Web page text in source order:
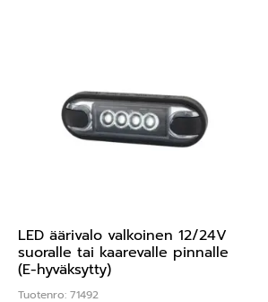
LED äärivalo valkoinen 12/24V
suoralle tai kaarevalle pinnalle
(E-hyväksytty)
Tuotenro: 71492